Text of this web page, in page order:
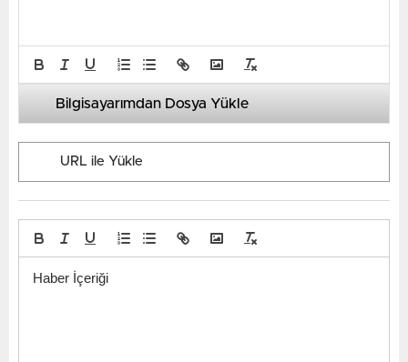
Bilgisayarımdan Dosya Yükle